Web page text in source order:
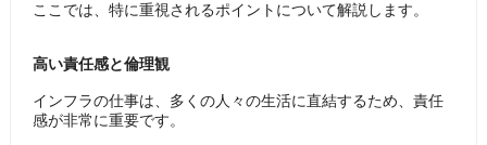
ここでは、特に重視されるポイントについて解説します。
高い責任感と倫理観
インフラの仕事は、多くの人々の生活に直結するため、責任
感が非常に重要です。